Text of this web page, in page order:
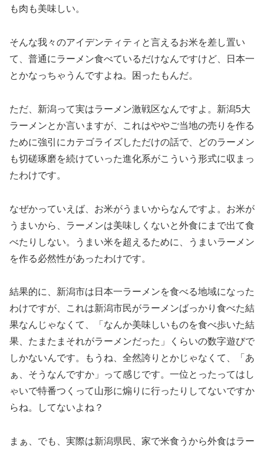
も肉も美味しい。
そんな我々のアイデンティティと言えるお米を差し置い
て、普通にラーメン食べているだけなんですけど、日本一
とかなっちゃうんですよね。困ったもんだ。
ただ、新潟って実はラーメン激戦区なんですよ。新潟5大
ラーメンとか言いますが、これはややご当地の売りを作る
ために強引にカテゴライズしただけの話で、どのラーメン
も切磋琢磨を続けていった進化系がこういう形式に収まっ
たわけです。
なぜかっていえば、お米がうまいからなんですよ。お米が
うまいから、ラーメンは美味しくないと外食にまで出て食
べたりしない。うまい米を超えるために、うまいラーメン
を作る必然性があったわけです。
結果的に、新潟市は日本一ラーメンを食べる地域になった
わけですが、これは新潟市民がラーメンばっかり食べた結
果なんじゃなくて、「なんか美味しいものを食べ歩いた結
果、たまたまそれがラーメンだった」くらいの数字遊びで
しかないんです。もうね、全然誇りとかじゃなくて、「あ
ぁ、そうなんですか」って感じです。一位とったってはし
ゃいで特番つくって山形に煽りに行ったりしてないですか
らね。してないよね？
まぁ、でも、実際は新潟県民、家で米食うから外食はラー